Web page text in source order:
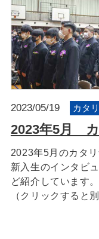
2023/05/19 カタ
2023年5月
2023年5月のカタ
新入生のインタビ
ど紹介しています
（クリックすると